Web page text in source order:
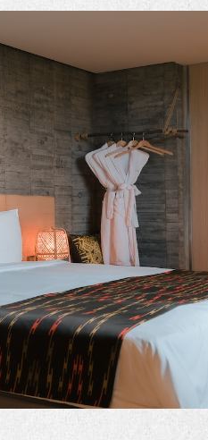
整片綿延的原始林木，因此命
樓層：2F｜入住人數：2人｜
台4坪｜特色：最貼近森林的視
兒童：可加1位12歲以下兒童